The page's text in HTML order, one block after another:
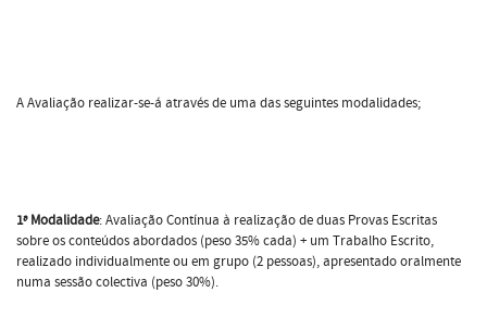
A Avaliação realizar-se-á através de uma das seguintes modalidades;
1ª Modalidade: Avaliação Contínua à realização de duas Provas Escritas
sobre os conteúdos abordados (peso 35% cada) + um Trabalho Escrito,
realizado individualmente ou em grupo (2 pessoas), apresentado oralmente
numa sessão colectiva (peso 30%).